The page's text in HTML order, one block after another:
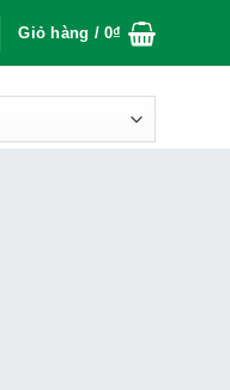
Giỏ hàng /0₫